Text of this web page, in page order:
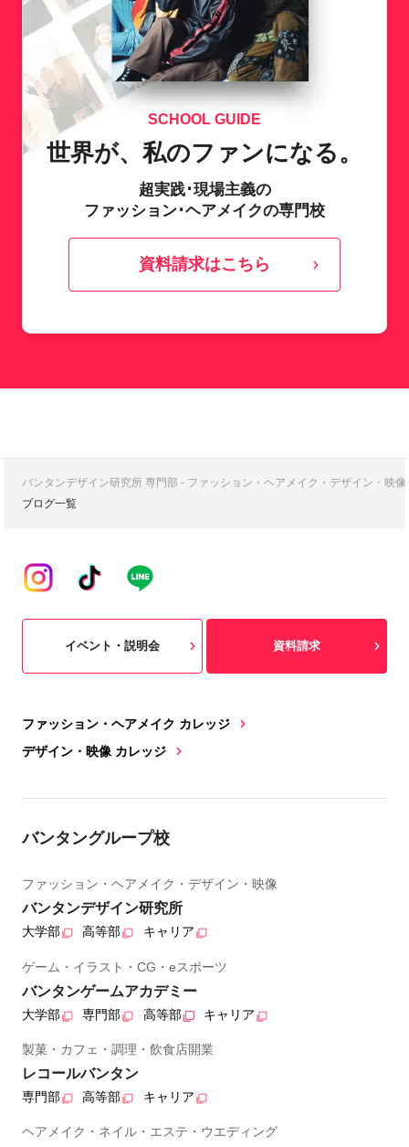
SCHOOL GUIDE
世界が、私のファンになる。
超実践･現場主義の
ファッション･ヘアメイクの専門校
資料請求はこちら
バンタンデザイン研究所 専門部 - ファッション・ヘアメイク・デザイン・映
ブログ一覧
ファッション・ヘアメイク カレッジ
デザイン・映像 カレッジ
イベント・説明会 資料請求
バンタングループ校
ファッション・ヘアメイク・デザイン・映像
バンタンデザイン研究所
大学部 高等部 キャリア
ゲーム・イラスト・CG・eスポーツ
バンタンゲームアカデミー
大学部 専門部 高等部 キャリア
製菓・カフェ・調理・飲食店開業
レコールバンタン
専門部 高等部 キャリア
ヘアメイク・ネイル・エステ・ウエディング